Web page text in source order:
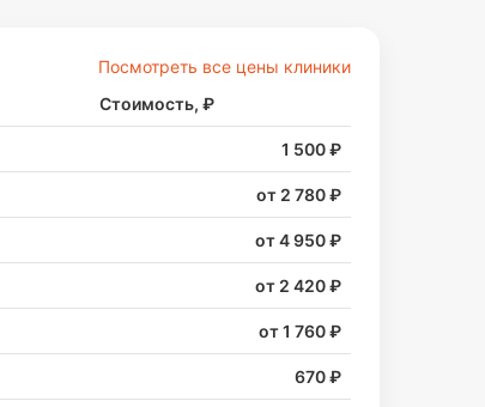
Посмотреть все цены клиники
Стоимость, ₽
1 500 ₽
от 2 780 ₽
от 4 950 ₽
от 2 420 ₽
от 1 760 ₽
670 ₽